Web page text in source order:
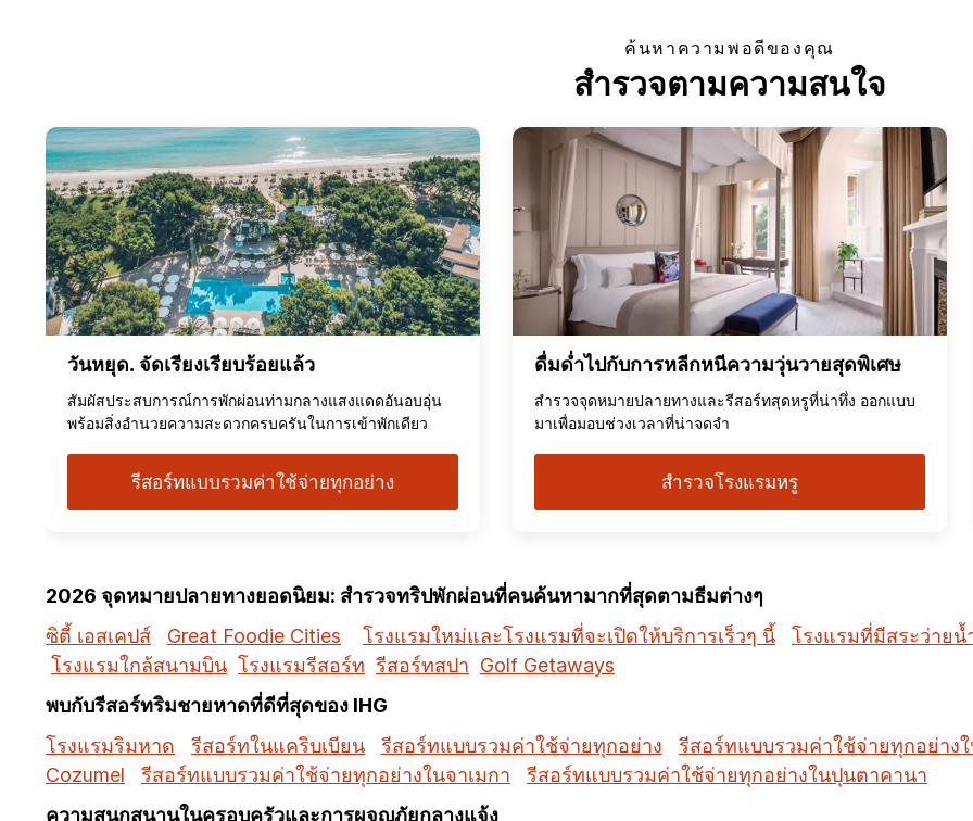
ค้นหาความพอดีของคุณ
สำรวจตามความสนใจ
วันหยุด. จัดเรียงเรียบร้อยแล้ว
สัมผัสประสบการณ์การพักผ่อนท่ามกลางแสงแดดอันอบอุ่น
พร้อมสิ่งอำนวยความสะดวกครบครันในการเข้าพักเดียว
รีสอร์ทแบบรวมค่าใช้จ่ายทุกอย่าง
ดื่มด่ำไปกับการหลีกหนีความวุ่นวายสุดพิเศษ
สำรวจจุดหมายปลายทางและรีสอร์ทสุดหรูที่น่าทึ่ง ออกแบบ
มาเพื่อมอบช่วงเวลาที่น่าจดจำ
สำรวจโรงแรมหรู
2026 จุดหมายปลายทางยอดนิยม: สำรวจทริปพักผ่อนที่คนค้นหามากที่สุดตามธีมต่างๆ
ซิตี้ เอสเคปส์
Great Foodie Cities โรงแรมใหม่และโรงแรมที่จะเปิดให้บริการเร็วๆ นี้ โรงแรมที่มีสระว่ายน้
โรงแรมใกล้สนามบิน โรงแรมรีสอร์ท รีสอร์ทสปา Golf Getaways
พบกับรีสอร์ทริมชายหาดที่ดีที่สุดของ IHG
โรงแรมริมหาด
รีสอร์ทในแคริบเบียน รีสอร์ทแบบรวมค่าใช้จ่ายทุกอย่าง รีสอร์ทแบบรวมค่าใช้จ่ายทุกอย่าง
Cozumel
รีสอร์ทแบบรวมค่าใช้จ่ายทุกอย่างในจาเมกา
รีสอร์ทแบบรวมค่าใช้จ่ายทุกอย่างในปุนตาคานา
ความสนุกสนานในครอบครัวและการผจญภัยกลางแจ้ง